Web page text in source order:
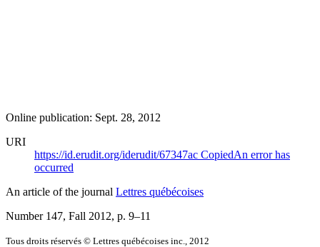
Online publication: Sept. 28, 2012
URI
https://id.erudit.org/iderudit/67347ac CopiedAn error has
occurred
An article of the journal Lettres québécoises
Number 147, Fall 2012, p. 9–11
Tous droits réservés © Lettres québécoises inc., 2012